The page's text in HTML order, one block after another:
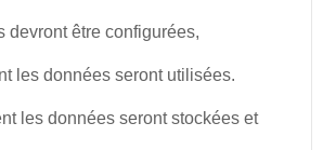
devront être configurées,
les données seront utilisées.
les données seront stockées et